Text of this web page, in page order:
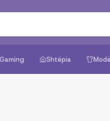
Gaming Shtëpia Modë